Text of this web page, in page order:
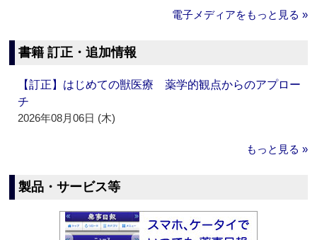
電子メディアをもっと見る »
書籍 訂正・追加情報
【訂正】はじめての獣医療 薬学的観点からのアプロー
チ
2026年08月06日 (木)
もっと見る »
製品・サービス等